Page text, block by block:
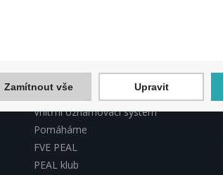
exkluzivních výhod!
INFORMACE PEAL
Vnitřní oznamovací systém
Pomáháme
FVE PEAL
PEAL klub
Zamítnout vše Upravit